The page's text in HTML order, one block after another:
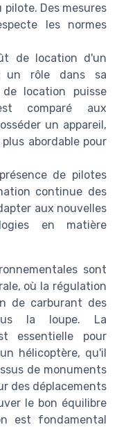
Des mesures
les normes
de location d'un
un rôle dans sa
location puisse
comparé aux
un appareil,
abordable pour
de pilotes
continue des
aux nouvelles
en matière
sont
où la régulation
de carburant des
la loupe. La
essentielle pour
hélicoptère, qu'il
de monuments
des déplacements
le bon équilibre
est fondamental